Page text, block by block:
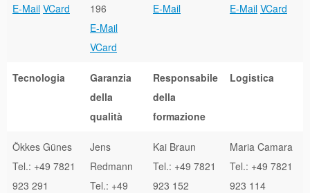
E-Mail VCard
196
E-Mail
VCard
E-Mail
E-Mail VCard
Tecnologia
Garanzia
della
qualità
Responsabile
della
formazione
Logistica
Ökkes Günes
Tel.: +49 7821
923 291
Jens
Redmann
Tel.: +49
Kai Braun
Tel.: +49 7821
923 152
Maria Camara
Tel.: +49 7821
923 114